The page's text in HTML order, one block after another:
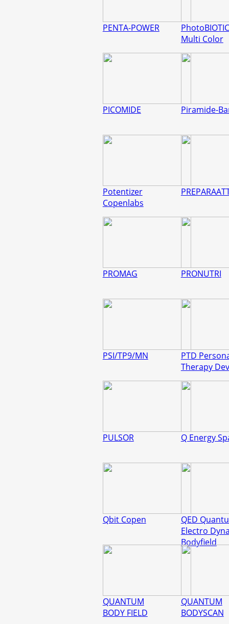
PENTA-POWER
PhotoBIOTIC
Multi Color
PICOMIDE Piramide-
Potentizer
Copenlabs
PROMAG PRONUTRI
PSI/TP9/MN
PTD
Therapy
PULSOR Q Energy
Qbit Copen
QED
Electro
Bodyfield
QUANTUM
BODY FIELD
QUANTUM
BODYSCAN